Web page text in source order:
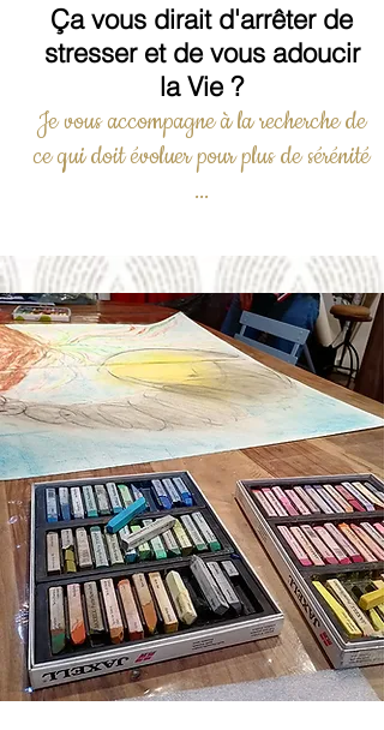
Çavous dirait d'arrêter de
stresser et de vous adoucir
la Vie ?
Je vous accompagne à la recherche de
ce qui doit évoluer pour plus de sérénité
...